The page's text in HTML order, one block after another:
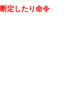
定したり命令